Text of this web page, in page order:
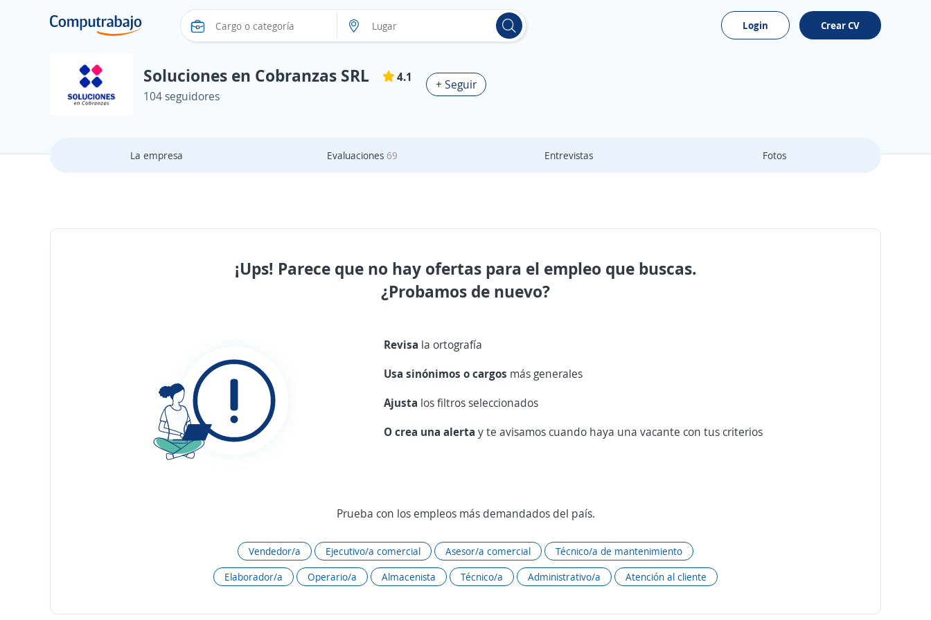
Login Crear CV
Soluciones en Cobranzas SRL
4.1
104 seguidores
+ Seguir
La empresa Evaluaciones 69 Entrevistas Fotos
¡Ups! Parece que no hay ofertas para el empleo que buscas.
¿Probamos de nuevo?
Revisa la ortografía
Usa sinónimos o cargos más generales
Ajusta los filtros seleccionados
O crea una alertay te avisamos cuando haya una vacante con tus criterios
Prueba con los empleos más demandados del país.
Vendedor/a Ejecutivo/a comercial Asesor/a comercial
Técnico/a de mantenimiento
Elaborador/a
Operario/a Almacenista Técnico/a Administrativo/a Atención al cliente